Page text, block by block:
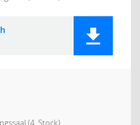
(4. Stock)